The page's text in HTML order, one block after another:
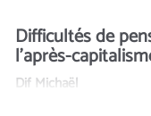
Difficultés de
l’après-
Dif Michaël